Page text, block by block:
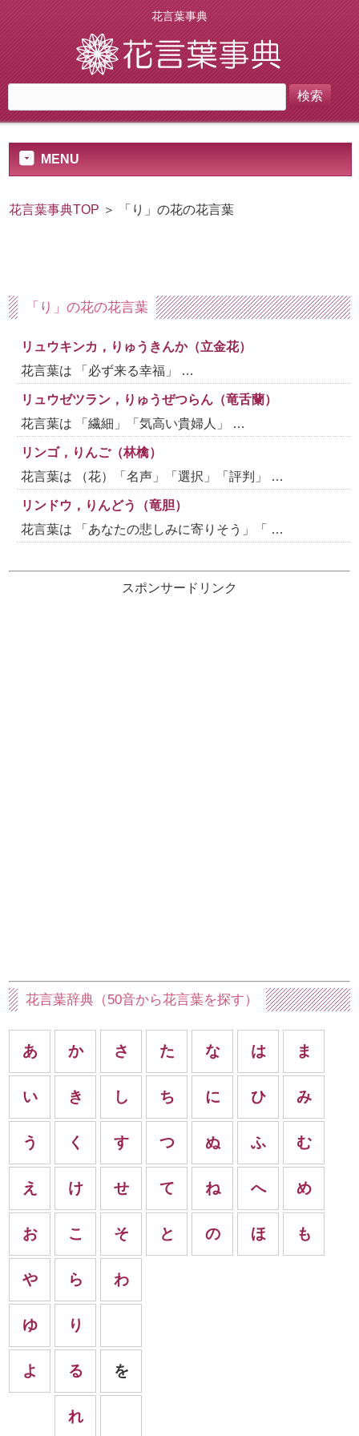
花言葉事典
MENU
花言葉事典TOP ＞ 「り」の花の花言葉
「り」の花の花言葉
リュウキンカ，りゅうきんか（立金花）
花言葉は 「必ず来る幸福」 …
リュウゼツラン，りゅうぜつらん（竜舌蘭）
花言葉は 「繊細」「気高い貴婦人」 …
リンゴ，りんご（林檎）
花言葉は （花）「名声」「選択」「評判」 …
リンドウ，りんどう（竜胆）
花言葉は 「あなたの悲しみに寄りそう」「 …
スポンサードリンク
花言葉辞典（50音から花言葉を探す）
あ
い
う
え
お
か
き
く
け
こ
さ
し
す
せ
そ
た
ち
つ
て
と
な
に
ぬ
ね
の
は
ひ
ふ
へ
ほ
ま
み
む
め
も
や
ゆ
よ
ら
り
る
れ
わ
を